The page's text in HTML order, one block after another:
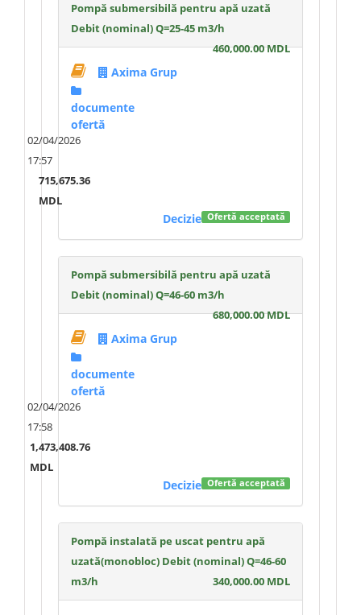
Pompă submersibilă pentru apă uzată
Debit (nominal) Q=25-45 m3/h
460,000.00 MDL
Axima Grup
documente
ofertă
02/04/2026
17:57
715,675.36
MDL
Ofertă acceptată
Decizie
Pompă submersibilă pentru apă uzată
Debit (nominal) Q=46-60 m3/h
680,000.00 MDL
Axima Grup
documente
ofertă
02/04/2026
17:58
1,473,408.76
MDL
Ofertă acceptată
Decizie
Pompă instalată pe uscat pentru apă
uzată(monobloc) Debit (nominal) Q=46-60
m3/h
340,000.00 MDL